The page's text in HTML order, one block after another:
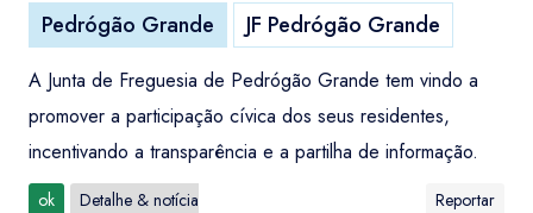
Pedrógão Grande
JF Pedrógão Grande
A Junta de Freguesia de Pedrógão Grande tem vindo a
promover a participação cívica dos seus residentes,
incentivando a transparência e a partilha de informação.
ok
Detalhe & notícia
Reportar